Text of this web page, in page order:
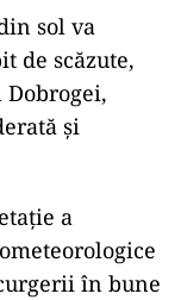
sol va
de scăzute,
şi
a
în bune